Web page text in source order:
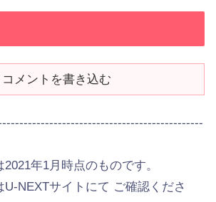
コメントを書き込む
年1月時点のものです。
NEXTサイトにて ご確認くださ